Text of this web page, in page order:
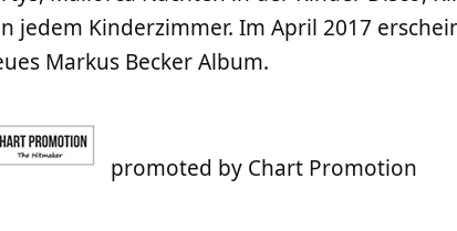
jedem Kinderzimmer. Im April 2017
Markus Becker Album.
promoted by Chart Promotion